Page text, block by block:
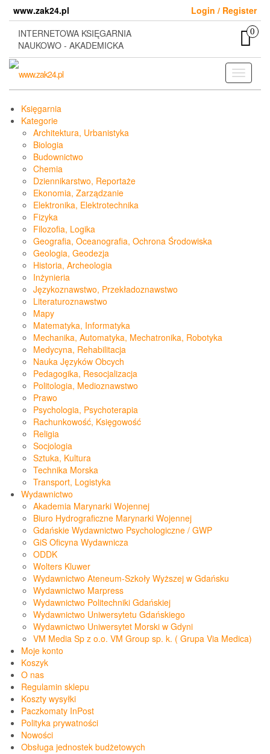
content
www.zak24.pl
Login / Register
INTERNETOWA KSIĘGARNIA
NAUKOWO - AKADEMICKA
0
Toggle
Księgarnia
Kategorie
Architektura, Urbanistyka
Biologia
Budownictwo
Chemia
Dziennikarstwo, Reportaże
Ekonomia, Zarządzanie
Elektronika, Elektrotechnika
Fizyka
Filozofia, Logika
Geografia, Oceanografia, Ochrona Środowiska
Geologia, Geodezja
Historia, Archeologia
Inżynieria
Językoznawstwo, Przekładoznawstwo
Literaturoznawstwo
Mapy
Matematyka, Informatyka
Mechanika, Automatyka, Mechatronika, Robotyka
Medycyna, Rehabilitacja
Nauka Języków Obcych
Pedagogika, Resocjalizacja
Politologia, Medioznawstwo
Prawo
Psychologia, Psychoterapia
Rachunkowość, Księgowość
Religia
Socjologia
Sztuka, Kultura
Technika Morska
Transport, Logistyka
Wydawnictwo
Akademia Marynarki Wojennej
Biuro Hydrograficzne Marynarki Wojennej
Gdańskie Wydawnictwo Psychologiczne / GWP
GiS Oficyna Wydawnicza
ODDK
Wolters Kluwer
Wydawnictwo Ateneum-Szkoły Wyższej w Gdańsku
Wydawnictwo Marpress
Wydawnictwo Politechniki Gdańskiej
Wydawnictwo Uniwersytetu Gdańskiego
Wydawnictwo Uniwersytet Morski w Gdyni
VM Media Sp z o.o. VM Group sp. k. ( Grupa Via Medica)
Moje konto
Koszyk
O nas
Regulamin sklepu
Koszty wysyłki
Paczkomaty InPost
Polityka prywatności
Nowości
Obsługa jednostek budżetowych